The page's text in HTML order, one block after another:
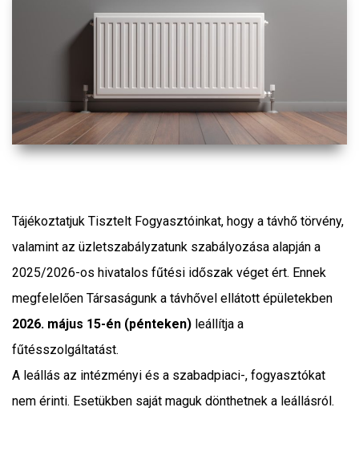
Tájékoztatjuk Tisztelt Fogyasztóinkat, hogy a távhő törvény,
valamint az üzletszabályzatunk szabályozása alapján a
2025/2026-os hivatalos fűtési időszak véget ért. Ennek
megfelelően Társaságunk a távhővel ellátott épületekben
2026. május 15-én (pénteken) leállítja a
fűtésszolgáltatást.
A leállás az intézményi és a szabadpiaci-, fogyasztókat
nem érinti. Esetükben saját maguk dönthetnek a leállásról.